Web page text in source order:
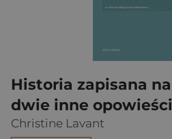
Historia zapisana
dwie inne opowieści
Christine Lavant